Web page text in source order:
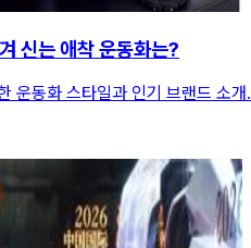
신는 애착 운동화는?
운동화 스타일과 인기 브랜드 소개.